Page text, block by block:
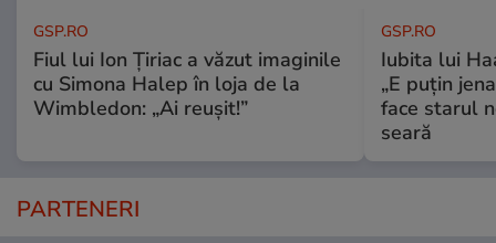
GSP.RO
Fiul lui Ion Țiriac a văzut imaginile
cu Simona Halep în loja de la
Wimbledon: „Ai reușit!”
GSP.RO
Iubita lui
„E puțin
face starul
seară
PARTENERI